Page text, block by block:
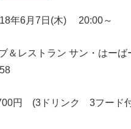
年6月7日(木) 20:00～
ブ＆レストラン サン・はー
円 (3ドリンク 3フード